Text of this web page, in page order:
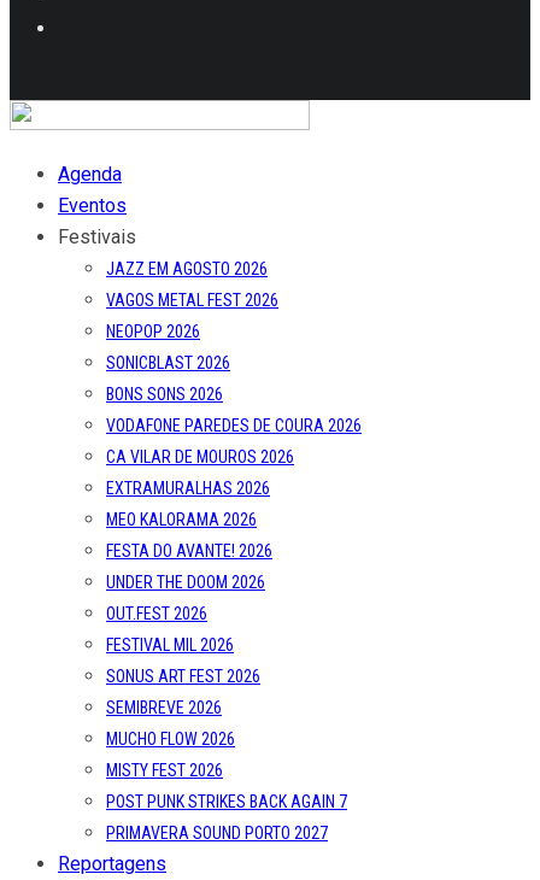
Agenda
Eventos
Festivais
JAZZ EM AGOSTO 2026
VAGOS METAL FEST 2026
NEOPOP 2026
SONICBLAST 2026
BONS SONS 2026
VODAFONE PAREDES DE COURA 2026
CA VILAR DE MOUROS 2026
EXTRAMURALHAS 2026
MEO KALORAMA 2026
FESTA DO AVANTE! 2026
UNDER THE DOOM 2026
OUT.FEST 2026
FESTIVAL MIL 2026
SONUS ART FEST 2026
SEMIBREVE 2026
MUCHO FLOW 2026
MISTY FEST 2026
POST PUNK STRIKES BACK AGAIN 7
PRIMAVERA SOUND PORTO 2027
Reportagens